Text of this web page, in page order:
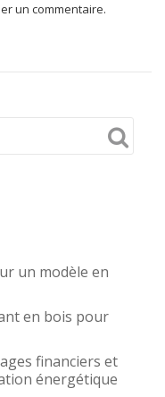
un commentaire.
un modèle en
en bois pour
financiers et
énergétique